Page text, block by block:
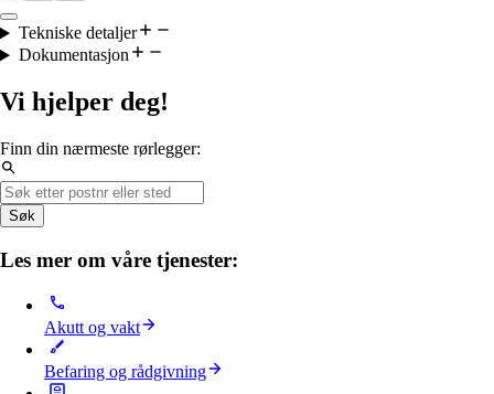
Tekniske detaljer
Dokumentasjon
Vi hjelper deg!
Finn din nærmeste rørlegger:
Søk
Les mer om våre tjenester:
Akutt og vakt
Befaring og rådgivning